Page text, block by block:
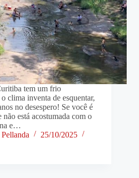
tem um frio
clima inventa de esquentar,
no desespero! Se você é
não está acostumada com o
e…
25/10/2025